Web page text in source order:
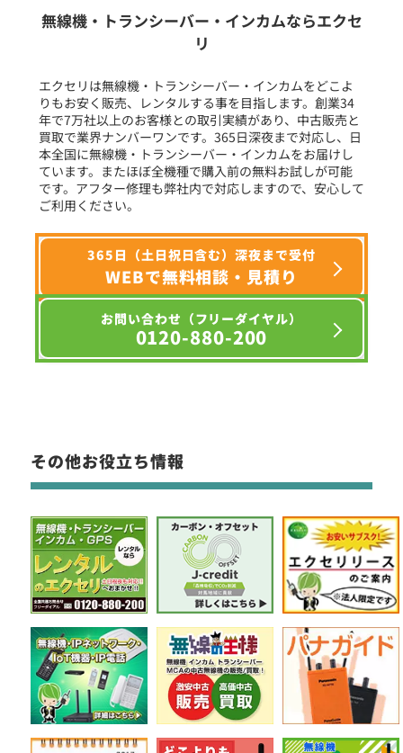
フリーワード入力(製品名等)
選択条件をリセット
無線機・トランシーバー・インカムならエクセ
リ
エクセリは無線機・トランシーバー・インカムをどこよ
りもお安く販売、レンタルする事を目指します。創業34
年で7万社以上のお客様との取引実績があり、中古販売と
買取で業界ナンバーワンです。365日深夜まで対応し、日
本全国に無線機・トランシーバー・インカムをお届けし
ています。またほぼ全機種で購入前の無料お試しが可能
です。アフター修理も弊社内で対応しますので、安心して
ご利用ください。
365日（土日祝日含む）深夜まで受付
WEBで無料相談・見積り
お問い合わせ（フリーダイヤル）
0120-880-200
その他お役立ち情報